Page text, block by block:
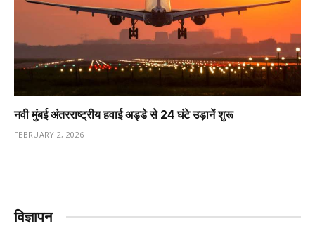
नवी मुंबई अंतरराष्ट्रीय हवाई अड्डे से 24 घंटे उड़ानें शुरू
FEBRUARY 2, 2026
विज्ञापन